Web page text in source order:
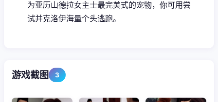
为亚历山德拉女主士最完美式的宠物，你可用尝
试并克洛伊海量个头逃跑。
游戏截图 3